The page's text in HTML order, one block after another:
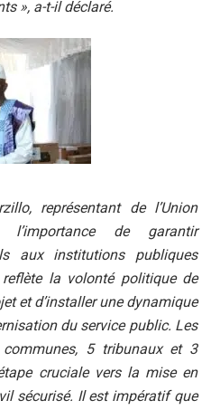
», a-t-il déclaré.
représentant de l’Union
l’importance de garantir
aux institutions publiques
la volonté politique de
et d’installer une dynamique
du service public. Les
5 tribunaux et 3
cruciale vers la mise en
sécurisé. Il est impératif que